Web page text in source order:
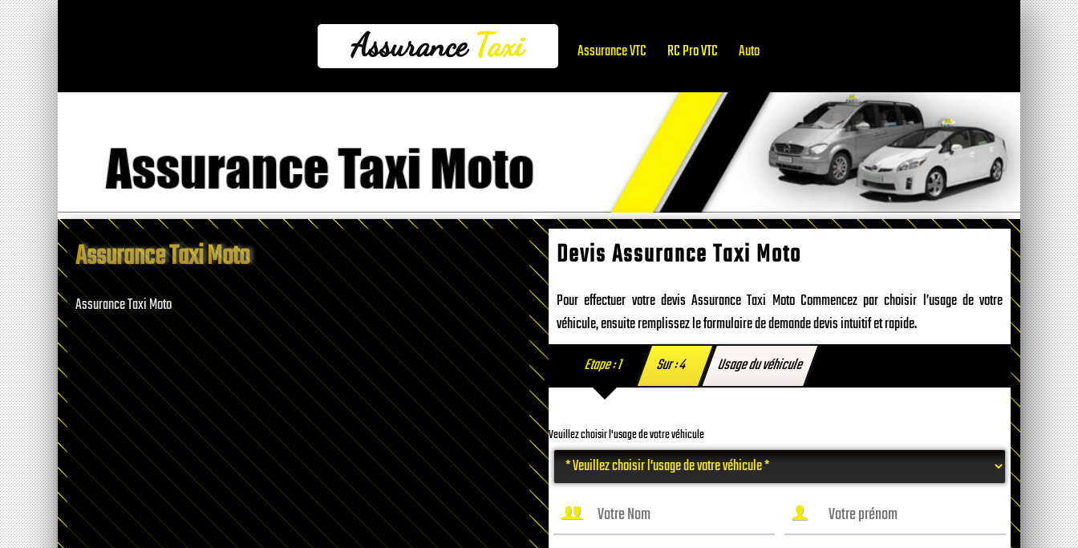
AssuranceTaxi Assurance VTC RC Pro VTC Auto
Assurance Taxi Moto
Assurance Taxi Moto
Devis Assurance Taxi Moto
Pour effectuer votre devis Assurance Taxi Moto Commencez par choisir l’usage de votre
véhicule, ensuite remplissez le formulaire de demande devis intuitif et rapide.
Etape : 1
Sur : 4 Usage du véhicule
Veuillez choisir l'usage de votre véhicule